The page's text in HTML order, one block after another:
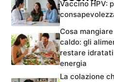
Vaccino HPV:
Cosa
caldo: gli
restare
energia
La colazione